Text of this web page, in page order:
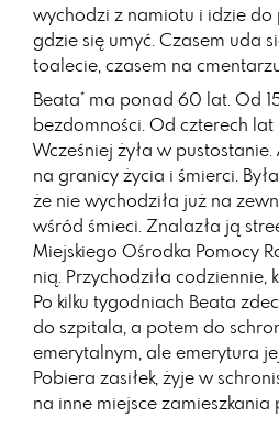
wychodzi z namiotu i idzie do
gdzie się umyć. Czasem uda
toalecie, czasem na
Beata* ma ponad 60 lat. Od
bezdomności. Od czterech lat
Wcześniej żyła w
na granicy życia i śmierci.
że nie wychodziła już na
wśród śmieci. Znalazła ją
Miejskiego Ośrodka Pomocy
nią. Przychodziła codziennie,
Po kilku tygodniach Beata
do szpitala, a potem do
emerytalnym, ale emerytura
Pobiera zasiłek, żyje w
na inne miejsce zamieszkania